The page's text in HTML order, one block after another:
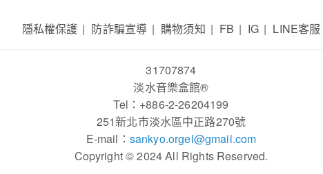
隱私權保護 防詐騙宣導 購物須知 FB IG LINE客服
31707874
淡水音樂盒館®
Tel：+886-2-26204199
251新北市淡水區中正路270號
E-mail： sankyo.orgel@gmail.com
Copyright © 2024 All Rights Reserved.